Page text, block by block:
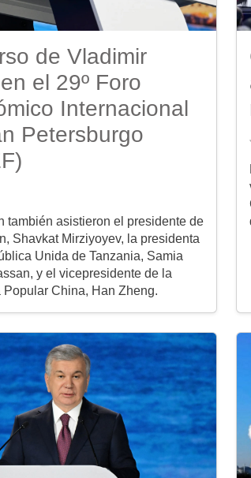
de Vladimir
el 29º Foro
Internacional
Petersburgo
también asistieron el presidente de
Shavkat Mirziyoyev, la presidenta
Unida de Tanzania, Samia
y el vicepresidente de la
Popular China, Han Zheng.